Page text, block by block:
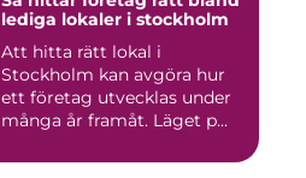
lediga lokaler i stockholm
Att hitta rätt lokal i
Stockholm kan avgöra hur
ett företag utvecklas under
många år framåt. Läget p...